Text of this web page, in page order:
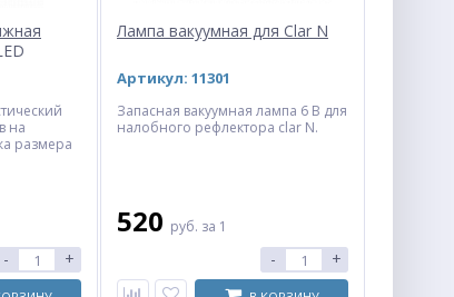
на
размера
- +
Лампа вакуумная для Clar N
Артикул: 11301
Запасная вакуумная лампа 6 В для
налобного рефлектора clar N.
520 руб. за 1
- +